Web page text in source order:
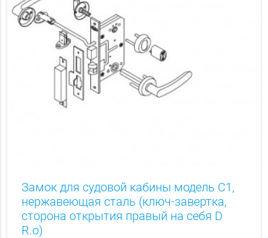
Замок для судовой кабины модель C1,
нержавеющая сталь (ключ-завертка,
сторона открытия правый на себя D
R.o)